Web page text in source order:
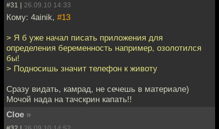
#31 | 26.09.10 14:33
Кому: 4ainik, #13
> Я б уже начал писать приложения для
определения беременность например, озолотился
бы!
> Подносишь значит телефон к животу
Сразу видать, камрад, не сечешь в материале)
Мочой нада на тачскрин капать!!
Cloe »